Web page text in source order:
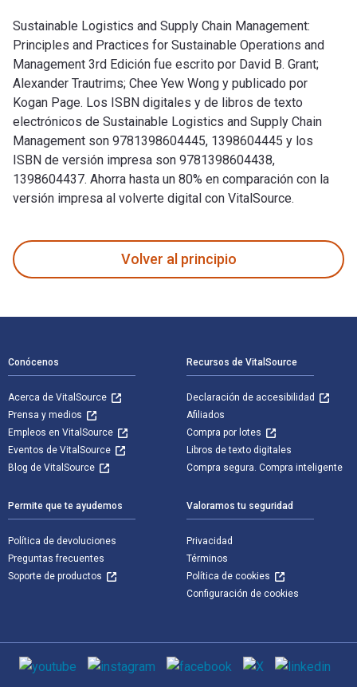
Sustainable Logistics and Supply Chain Management:
Principles and Practices for Sustainable Operations and
Management 3rd Edición fue escrito por David B. Grant;
Alexander Trautrims; Chee Yew Wong y publicado por
Kogan Page. Los ISBN digitales y de libros de texto
electrónicos de Sustainable Logistics and Supply Chain
Management son 9781398604445, 1398604445 y los
ISBN de versión impresa son 9781398604438,
1398604437. Ahorra hasta un 80% en comparación con la
versión impresa al volverte digital con VitalSource.
Volver al principio
Conócenos
Acerca de VitalSource
Prensa y medios
Empleos en VitalSource
Eventos de VitalSource
Blog de VitalSource
Recursos de VitalSource
Declaración de accesibilidad
Afiliados
Compra por lotes
Libros de texto digitales
Compra segura. Compra inteligente
Permite que te ayudemos
Política de devoluciones
Preguntas frecuentes
Soporte de productos
Valoramos tu seguridad
Privacidad
Términos
Política de cookies
Configuración de cookies
Medios de comunicación social